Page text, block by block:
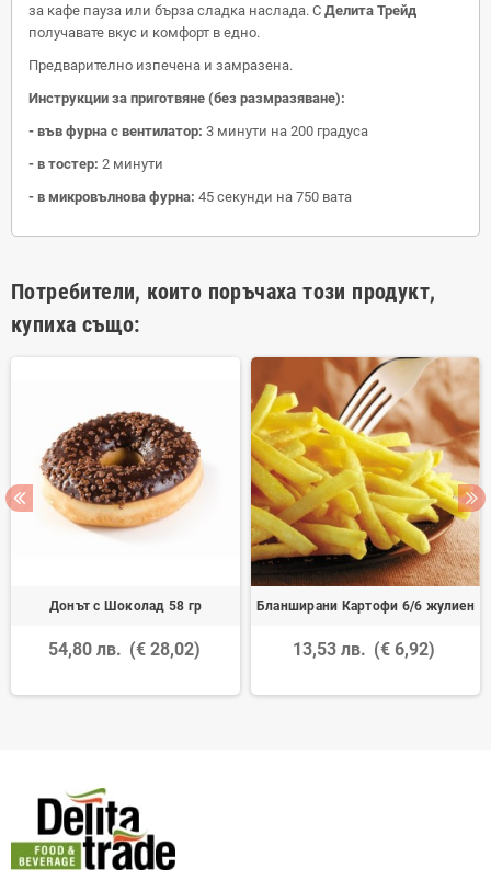
за кафе пауза или бърза сладка наслада. С Делита Трейд
получавате вкус и комфорт в едно.
Предварително изпечена и замразена.
Инструкции за приготвяне (без размразяване):
- във фурна с вентилатор: 3 минути на 200 градуса
- в тостер: 2 минути
- в микровълнова фурна: 45 секунди на 750 вата
Потребители, които поръчаха този продукт,
купиха също:
Донът с Шоколад 58 гр
54,80 лв. (€ 28,02)
Бланширани Картофи 6/6 жулиен
13,53 лв. (€ 6,92)